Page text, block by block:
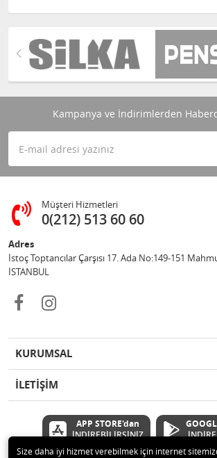
Kampanya ve İndirimlerden
Müşteri Hizmetleri
0(212) 513 60 60
Adres
İstoç Toptancılar Çarşısı 17. Ada No:149-151
İSTANBUL
KURUMSAL
İLETİŞİM
APP STORE'dan
İNDİREBİLİRSİNİZ
Size daha iyi hizmet verebilmek için internet